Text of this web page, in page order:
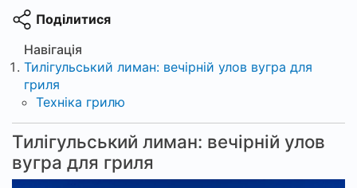
Поділитися
Навігація
Тилігульський лиман: вечірній улов вугра для
гриля
Техніка грилю
Тилігульський лиман: вечірній улов
вугра для гриля